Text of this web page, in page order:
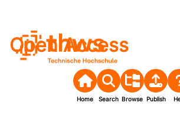
Open Access
Home Search Browse Publish